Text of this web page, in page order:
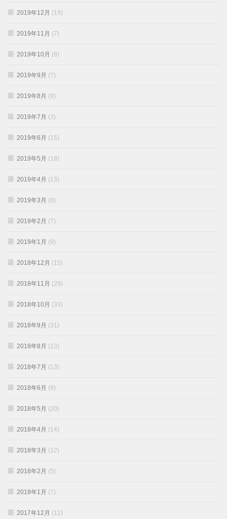
2019年12月 (19)
2019年11月 (7)
2019年10月 (8)
2019年9月 (7)
2019年8月 (9)
2019年7月 (3)
2019年6月 (15)
2019年5月 (18)
2019年4月 (13)
2019年3月 (8)
2019年2月 (7)
2019年1月 (9)
2018年12月 (15)
2018年11月 (29)
2018年10月 (33)
2018年9月 (31)
2018年8月 (13)
2018年7月 (13)
2018年6月 (9)
2018年5月 (20)
2018年4月 (14)
2018年3月 (12)
2018年2月 (5)
2018年1月 (7)
2017年12月 (11)